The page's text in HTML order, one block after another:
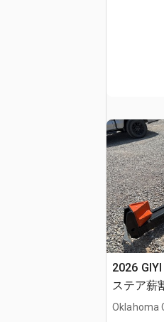
2026
ステア薪
Oklahoma